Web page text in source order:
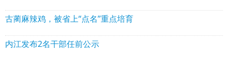
古蔺麻辣鸡，被省上“点名”重点培育
内江发布2名干部任前公示